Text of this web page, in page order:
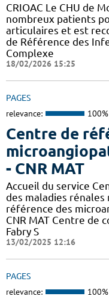
CRIOAC Le CHU de
nombreux patients
articulaires et est
de Référence des
Complexe
18/02/2026 15:25
PAGES
relevance: 100%
Centre de
- CNR MAT
Accueil du service
des maladies rénales
référence des
CNR MAT Centre de
Fabry S
13/02/2025 12:16
PAGES
relevance: 100%